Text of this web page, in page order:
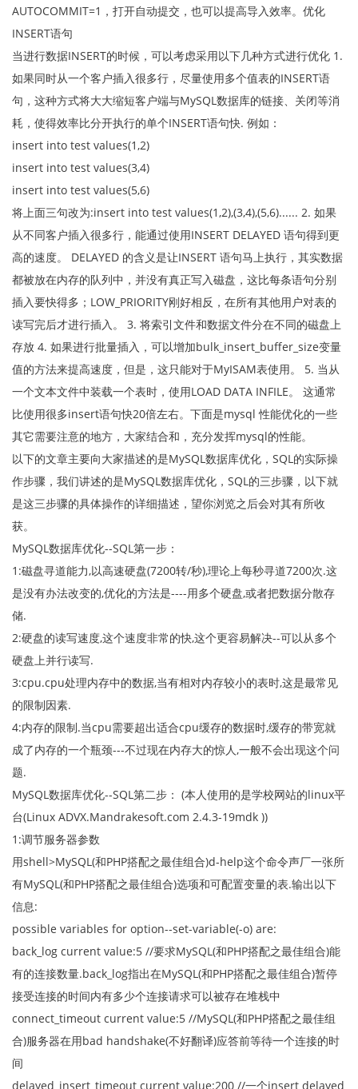
AUTOCOMMIT=1，打开自动提交，也可以提高导入效率。优化
INSERT语句
当进行数据INSERT的时候，可以考虑采用以下几种方式进行优化 1.
如果同时从一个客户插入很多行，尽量使用多个值表的INSERT语
句，这种方式将大大缩短客户端与MySQL数据库的链接、关闭等消
耗，使得效率比分开执行的单个INSERT语句快. 例如：
insert into test values(1,2)
insert into test values(3,4)
insert into test values(5,6)
将上面三句改为:insert into test values(1,2),(3,4),(5,6)...... 2. 如果
从不同客户插入很多行，能通过使用INSERT DELAYED 语句得到更
高的速度。 DELAYED 的含义是让INSERT 语句马上执行，其实数据
都被放在内存的队列中，并没有真正写入磁盘，这比每条语句分别
插入要快得多；LOW_PRIORITY刚好相反，在所有其他用户对表的
读写完后才进行插入。 3. 将索引文件和数据文件分在不同的磁盘上
存放 4. 如果进行批量插入，可以增加bulk_insert_buffer_size变量
值的方法来提高速度，但是，这只能对于MyISAM表使用。 5. 当从
一个文本文件中装载一个表时，使用LOAD DATA INFILE。 这通常
比使用很多insert语句快20倍左右。下面是mysql 性能优化的一些
其它需要注意的地方，大家结合和，充分发挥mysql的性能。
以下的文章主要向大家描述的是MySQL数据库优化，SQL的实际操
作步骤，我们讲述的是MySQL数据库优化，SQL的三步骤，以下就
是这三步骤的具体操作的详细描述，望你浏览之后会对其有所收
获。
MySQL数据库优化--SQL第一步：
1:磁盘寻道能力,以高速硬盘(7200转/秒),理论上每秒寻道7200次.这
是没有办法改变的,优化的方法是----用多个硬盘,或者把数据分散存
储.
2:硬盘的读写速度,这个速度非常的快,这个更容易解决--可以从多个
硬盘上并行读写.
3:cpu.cpu处理内存中的数据,当有相对内存较小的表时,这是最常见
的限制因素.
4:内存的限制.当cpu需要超出适合cpu缓存的数据时,缓存的带宽就
成了内存的一个瓶颈---不过现在内存大的惊人,一般不会出现这个问
题.
MySQL数据库优化--SQL第二步： (本人使用的是学校网站的linux平
台(Linux ADVX.Mandrakesoft.com 2.4.3-19mdk ))
1:调节服务器参数
用shell>MySQL(和PHP搭配之最佳组合)d-help这个命令声厂一张所
有MySQL(和PHP搭配之最佳组合)选项和可配置变量的表.输出以下
信息:
possible variables for option--set-variable(-o) are:
back_log current value:5 //要求MySQL(和PHP搭配之最佳组合)能
有的连接数量.back_log指出在MySQL(和PHP搭配之最佳组合)暂停
接受连接的时间内有多少个连接请求可以被存在堆栈中
connect_timeout current value:5 //MySQL(和PHP搭配之最佳组
合)服务器在用bad handshake(不好翻译)应答前等待一个连接的时
间
delayed_insert_timeout current value:200 //一个insert delayed